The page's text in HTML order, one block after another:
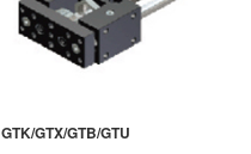
GTK/GTX/GTB/GTU